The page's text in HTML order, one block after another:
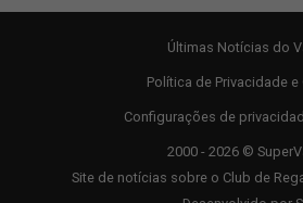
Últimas Notícias do
Política de Privacidade e
Configurações de
2000 - 2026 ©
Site de notícias sobre o Club de